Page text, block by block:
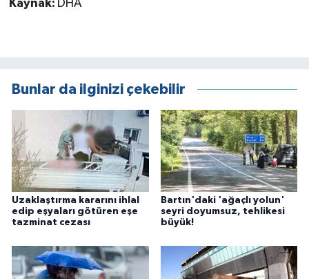
Kaynak: DHA
Bunlar da ilginizi çekebilir
Uzaklaştırma kararını ihlal
edip eşyaları götüren eşe
tazminat cezası
Bartın'daki 'ağaçlı yolun'
seyri doyumsuz, tehlikesi
büyük!